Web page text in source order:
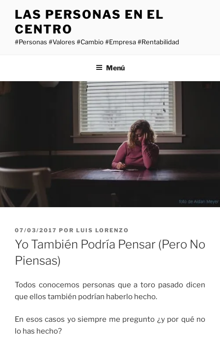
contenido
LAS PERSONAS EN EL
CENTRO
#Personas #Valores #Cambio #Empresa #Rentabilidad
Menú
PUBLICADO
EL
07/03/2017 POR LUIS LORENZO
Yo También Podría Pensar (Pero No
Piensas)
Todos conocemos personas que a toro pasado dicen
que ellos también podrían haberlo hecho.
En esos casos yo siempre me pregunto ¿y por qué no
lo has hecho?